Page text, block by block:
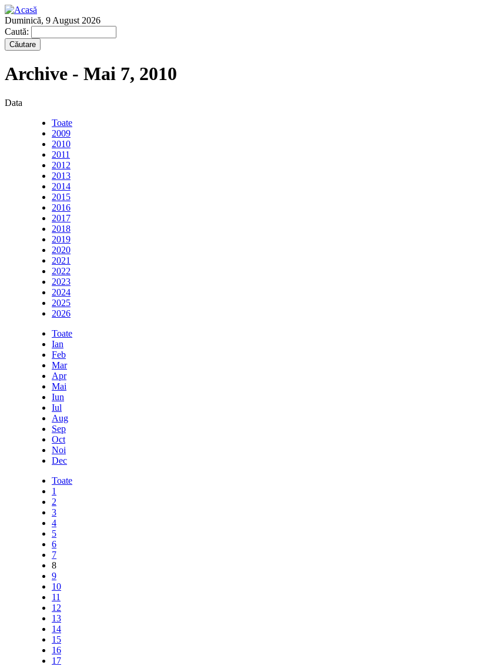
Duminică, 9 August 2026
Caută:
Archive - Mai 7, 2010
Data
Toate
2009
2010
2011
2012
2013
2014
2015
2016
2017
2018
2019
2020
2021
2022
2023
2024
2025
2026
Toate
Ian
Feb
Mar
Apr
Mai
Iun
Iul
Aug
Sep
Oct
Noi
Dec
Toate
1
2
3
4
5
6
7
8
9
10
11
12
13
14
15
16
17